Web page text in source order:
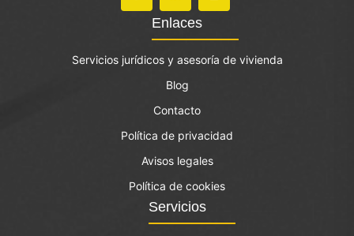
Enlaces
Servicios jurídicos y asesoría de vivienda
Blog
Contacto
Política de privacidad
Avisos legales
Política de cookies
Servicios